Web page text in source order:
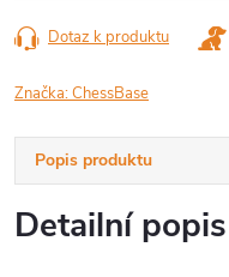
Dotaz k produktu
Značka:ChessBase
Popis produktu
Detailní